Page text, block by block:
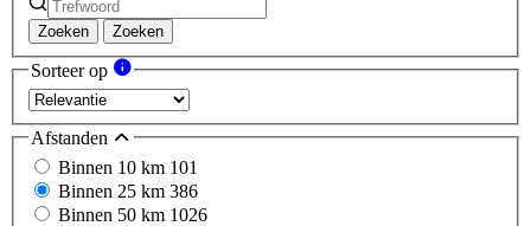
Zoeken Zoeken
Sorteer op
Afstanden
Binnen 10 km 101
Binnen 25 km 386
Binnen 50 km 1026